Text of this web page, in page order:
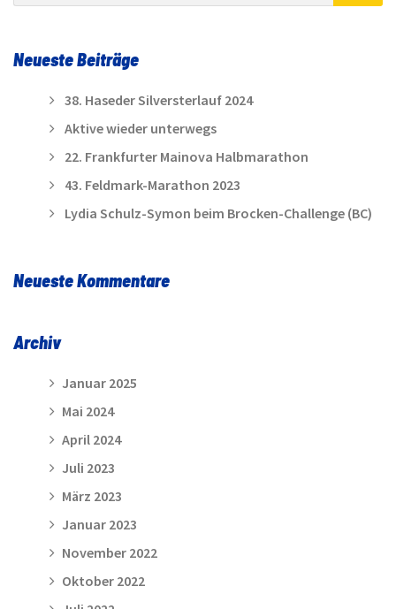
Neueste Beiträge
38. Haseder Silversterlauf 2024
Aktive wieder unterwegs
22. Frankfurter Mainova Halbmarathon
43. Feldmark-Marathon 2023
Lydia Schulz-Symon beim Brocken-Challenge (BC)
Neueste Kommentare
Archiv
Januar 2025
Mai 2024
April 2024
Juli 2023
März 2023
Januar 2023
November 2022
Oktober 2022